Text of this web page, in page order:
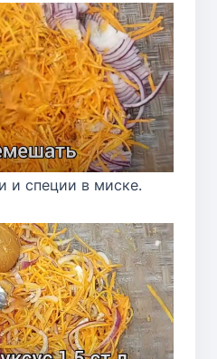
и специи в миске.